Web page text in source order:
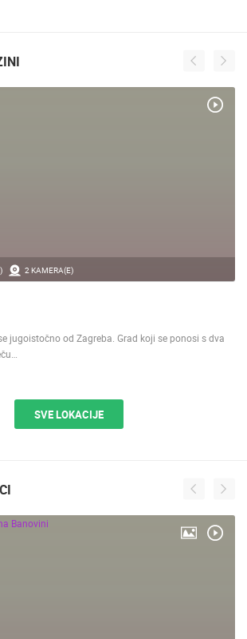
2 KAMERA(E)
jugoistočno od Zagreba. Grad koji se ponosi s dva
SVE LOKACIJE